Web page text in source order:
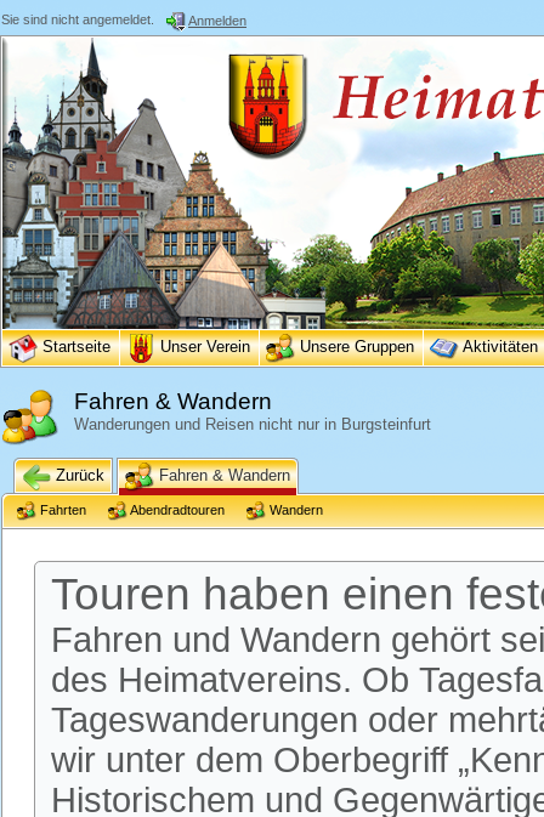
Sie sind nicht angemeldet. Anmelden
Startseite Unser Verein Unsere Gruppen Aktivitäten
Fahren & Wandern
Wanderungen und Reisen nicht nur in Burgsteinfurt
Zurück Fahren & Wandern
Fahrten Abendradtouren Wandern
Touren haben einen
Fahren und Wandern gehört
des Heimatvereins. Ob
Tageswanderungen oder
wir unter dem Oberbegriff
Historischem und